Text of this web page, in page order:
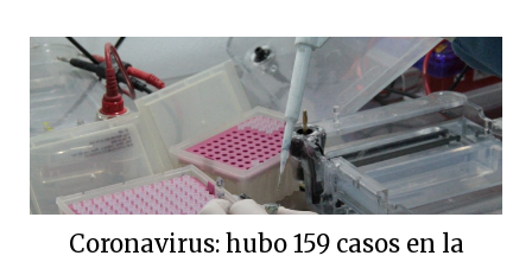
Coronavirus: hubo 159 casos en la